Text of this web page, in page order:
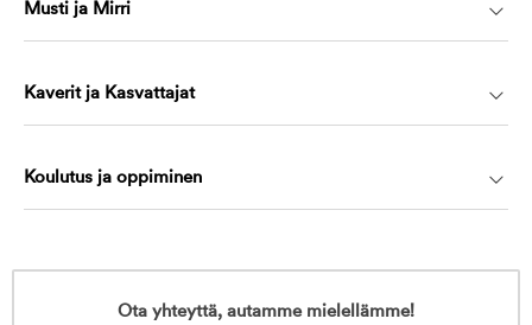
Musti ja Mirri
Kaverit ja Kasvattajat
Koulutus ja oppiminen
Ota yhteyttä, autamme mielellämme!